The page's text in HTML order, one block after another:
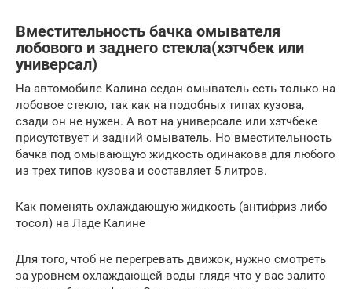
Вместительность бачка омывателя
лобового и заднего стекла(хэтчбек или
универсал)
На автомобиле Калина седан омыватель есть только на
лобовое стекло, так как на подобных типах кузова,
сзади он не нужен. А вот на универсале или хэтчбеке
присутствует и задний омыватель. Но вместительность
бачка под омывающую жидкость одинакова для любого
из трех типов кузова и составляет 5 литров.
Как поменять охлаждающую жидкость (антифриз либо
тосол) на Ладе Калине
Для того, чтоб не перегревать движок, нужно смотреть
за уровнем охлаждающей воды глядя что у вас залито